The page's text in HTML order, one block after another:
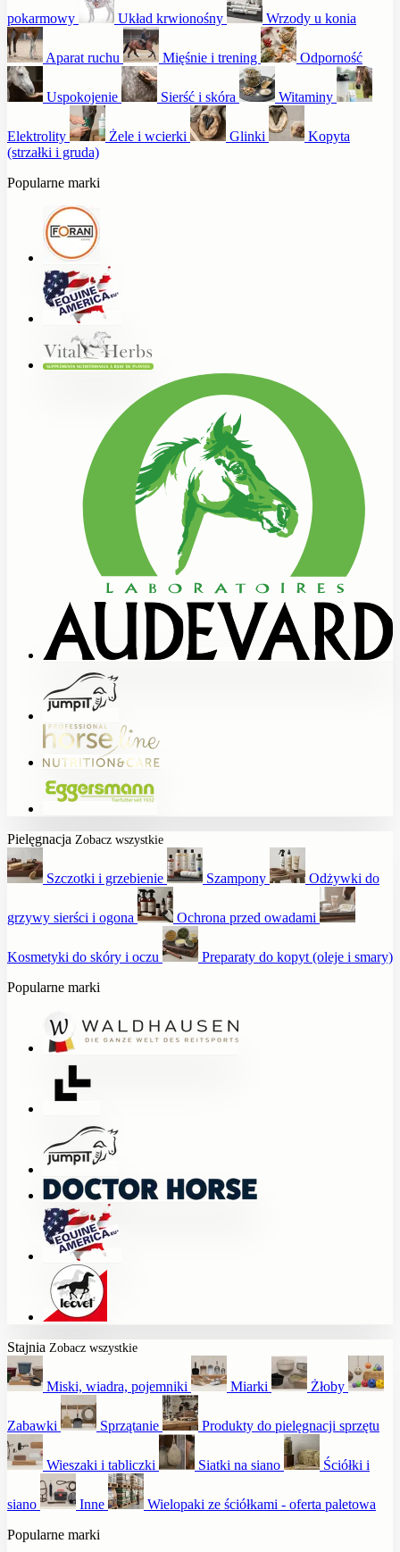
pokarmowy Układ krwionośny Wrzody u konia
Aparat ruchu Mięśnie i trening Odporność
Uspokojenie Sierść i skóra Witaminy
Elektrolity Żele i wcierki Glinki
Kopyta
(strzałki i gruda)
Popularne marki
Pielęgnacja Zobacz wszystkie
Szczotki i grzebienie Szampony Odżywki do
grzywy sierści i ogona Ochrona przed owadami
Kosmetyki do skóry i oczu
Preparaty do kopyt (oleje i smary)
Popularne marki
Stajnia Zobacz wszystkie
Miski, wiadra, pojemniki Miarki Żłoby
Zabawki Sprzątanie Produkty do pielęgnacji sprzętu
Wieszaki i tabliczki Siatki na siano Ściółki i
siano Inne
Wielopaki ze ściółkami - oferta paletowa
Popularne marki